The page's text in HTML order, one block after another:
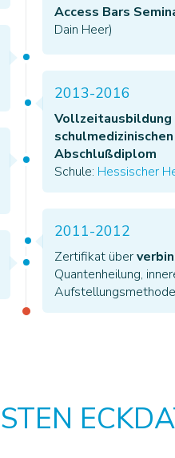
Access Bars
Dain Heer)
2013-2016
Vollzeitausbildung
Abschlußdiplom
Schule: Hessischer
2011-2012
Zertifikat über
Quantenheilung,